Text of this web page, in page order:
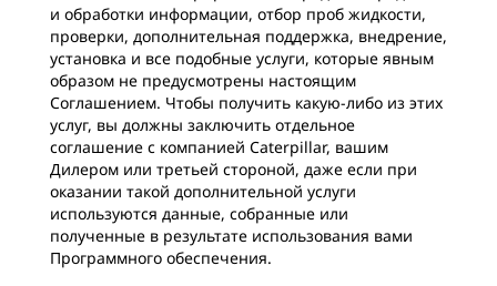
и обработки информации, отбор проб жидкости,
проверки, дополнительная поддержка, внедрение,
установка и все подобные услуги, которые явным
образом не предусмотрены настоящим
Соглашением. Чтобы получить какую-либо из этих
услуг, вы должны заключить отдельное
соглашение с компанией Caterpillar, вашим
Дилером или третьей стороной, даже если при
оказании такой дополнительной услуги
используются данные, собранные или
полученные в результате использования вами
Программного обеспечения.